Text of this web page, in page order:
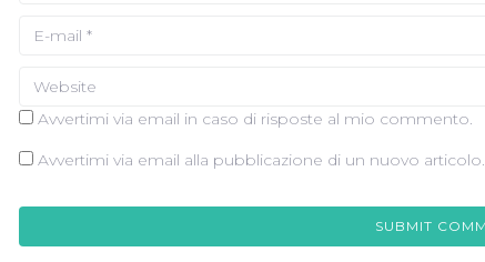
Avvertimi via email in caso di risposte al mio commento.
Avvertimi via email alla pubblicazione di un nuovo articolo.